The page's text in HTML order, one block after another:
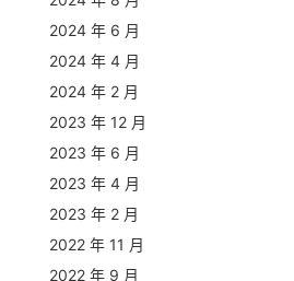
2024 年 6 月
2024 年 4 月
2024 年 2 月
2023 年 12 月
2023 年 6 月
2023 年 4 月
2023 年 2 月
2022 年 11 月
2022 年 9 月